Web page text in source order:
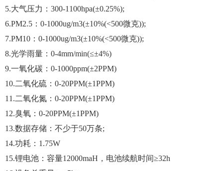
5.大气压力：300-1100hpa(±0.25%);
6.PM2.5：0-1000ug/m3(±10%(<500微克));
7.PM10：0-1000ug/m3(±10%(<500微克));
8.光学雨量：0-4mm/min(≤±4%)
9.一氧化碳：0-1000ppm(±2PPM)
10.二氧化硫：0-20PPM(±1PPM)
11.二氧化氮：0-20PPM(±1PPM)
12.臭氧：0-20PPM(±1PPM)
13.数据存储：不少于50万条;
14.功耗：1.75W
15.锂电池：容量12000maH，电池续航时间≥32h